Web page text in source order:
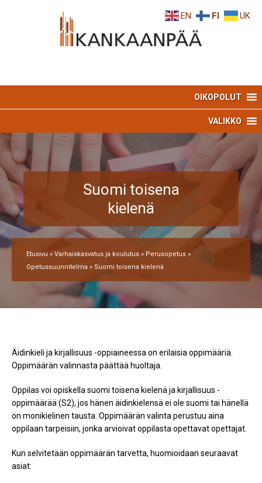
OIKOPOLUT
VALIKKO
Suomi toisena
kielenä
Etusivu » Varhaiskasvatus ja koulutus » Perusopetus »
Opetussuunnitelma » Suomi toisena kielenä
Äidinkieli ja kirjallisuus -oppiaineessa on erilaisia oppimääriä.
Oppimäärän valinnasta päättää huoltaja.
Oppilas voi opiskella suomi toisena kielenä ja kirjallisuus -
oppimäärää (S2), jos hänen äidinkielensä ei ole suomi tai hänellä
on monikielinen tausta. Oppimäärän valinta perustuu aina
oppilaan tarpeisiin, jonka arvioivat oppilasta opettavat opettajat.
Kun selvitetään oppimäärän tarvetta, huomioidaan seuraavat
asiat:
EN FI UK